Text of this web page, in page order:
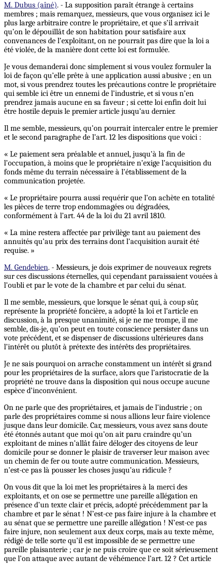
M. Dubus (aîné). - La supposition paraît étrange à certains
membres ; mais remarquez, messieurs, que vous organisez ici le
plus large arbitraire contre le propriétaire, et que s’il arrivait
qu’on le dépouillât de son habitation pour satisfaire aux
convenances de l’exploitant, on ne pourrait pas dire que la loi a
été violée, de la manière dont cette loi est formulée.
Je vous demanderai donc simplement si vous voulez formuler la
loi de façon qu’elle prête à une application aussi abusive ; en un
mot, si vous prendrez toutes les précautions contre le propriétaire
qui semble ici être un ennemi de l’industrie, et si vous n’en
prendrez jamais aucune en sa faveur ; si cette loi enfin doit lui
être hostile depuis le premier article jusqu’au dernier.
Il me semble, messieurs, qu’on pourrait intercaler entre le premier
et le second paragraphe de l’art. 12 les dispositions que voici :
« Le paiement sera préalable et annuel, jusqu’à la fin de
l’occupation, à moins que le propriétaire n’exige l’acquisition du
fonds même du terrain nécessaire à l’établissement de la
communication projetée.
« Le propriétaire pourra aussi requérir que l’on achète en totalité
les pièces de terre trop endommagées ou dégradées,
conformément à l’art. 44 de la loi du 21 avril 1810.
« La mine restera affectée par privilège tant au paiement des
annuités qu’au prix des terrains dont l’acquisition aurait été
requise. »
M. Gendebien. - Messieurs, je dois exprimer de nouveaux regrets
sur ces discussions éternelles, qui cependant paraissaient vouées à
l’oubli et par le vote de la chambre et par celui du sénat.
Il me semble, messieurs, que lorsque le sénat qui, à coup sûr,
représente la propriété foncière, a adopté la loi et l’article en
discussion, à la presque unanimité, si je ne me trompe, il me
semble, dis-je, qu’on peut en toute conscience persister dans un
vote précédent, et se dispenser de discussions ultérieures dans
l’intérêt ou plutôt à prétexte des intérêts des propriétaires.
Je ne sais pourquoi on arrache constamment un intérêt si grand
pour les propriétaires de la surface, alors que l’aristocratie de la
propriété ne trouve dans la disposition qui nous occupe aucune
espèce d’inconvénient.
On ne parle que des propriétaires, et jamais de l’industrie ; on
parle des propriétaires comme si nous allions leur faire violence
jusque dans leur domicile. Car, messieurs, vous avez sans doute
été étonnés autant que moi qu’on ait paru craindre qu’un
exploitant de mines n’allât faire déloger des citoyens de leur
domicile pour se donner le plaisir de traverser leur maison avec
un chemin de fer ou toute autre communication. Messieurs,
n’est-ce pas là pousser les choses jusqu’au ridicule ?
On vous dit que la loi met les propriétaires à la merci des
exploitants, et on ose se permettre une pareille allégation en
présence d’un texte clair et précis, adopté précédemment par la
chambre et par le sénat ! N’est-ce pas faire injure à la chambre et
au sénat que se permettre une pareille allégation ! N’est-ce pas
faire injure, non seulement aux deux corps, mais au texte même,
rédigé de telle sorte qu’il est impossible de se permettre une
pareille plaisanterie ; car je ne puis croire que ce soit sérieusement
que l’on attaque avec autant de véhémence l’art. 12 ? Cet article